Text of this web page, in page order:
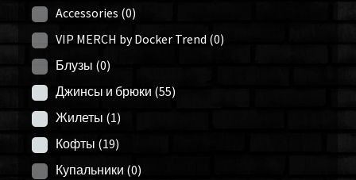
ФРАНЧАЙЗИНГ
МОЙ АККАУНТ
Accessories (0)
VIP MERCH by Docker Trend (0)
Блузы (0)
Джинсы и брюки (55)
Жилеты (1)
Кофты (19)
Купальники (0)